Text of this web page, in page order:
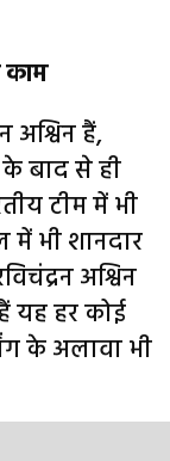
काम
अश्विन हैं,
बाद से ही
टीम में भी
भी शानदार
अश्विन
यह हर कोई
के अलावा भी
बैटिंग करने